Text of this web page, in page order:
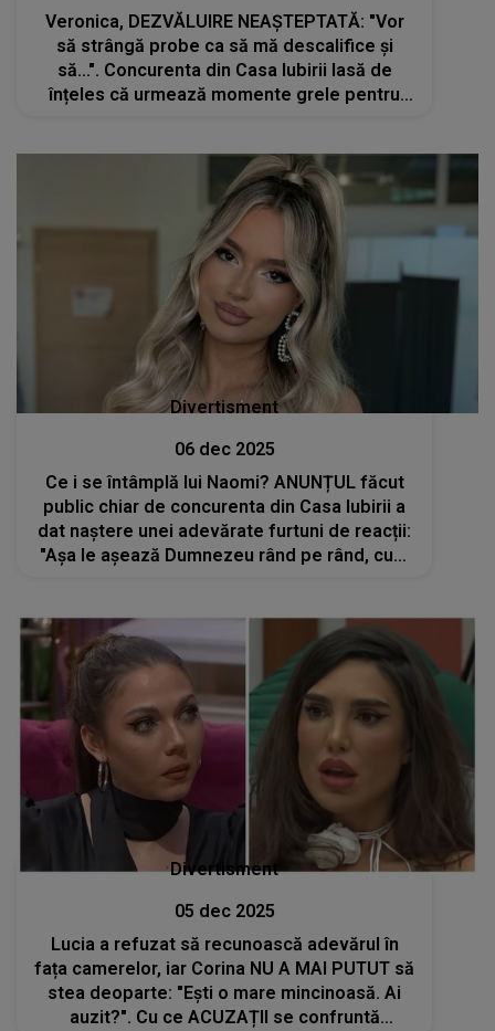
Veronica, DEZVĂLUIRE NEAȘTEPTATĂ: "Vor
să strângă probe ca să mă descalifice și
să...". Concurenta din Casa Iubirii lasă de
înțeles că urmează momente grele pentru
Divertisment
06 dec 2025
Ce i se întâmplă lui Naomi? ANUNȚUL făcut
public chiar de concurenta din Casa Iubirii a
dat naștere unei adevărate furtuni de reacții:
"Așa le așează Dumnezeu rând pe rând, cum
Divertisment
05 dec 2025
Lucia a refuzat să recunoască adevărul în
fața camerelor, iar Corina NU A MAI PUTUT să
stea deoparte: "Ești o mare mincinoasă. Ai
auzit?". Cu ce ACUZAȚII se confruntă